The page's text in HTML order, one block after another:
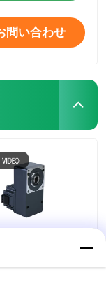
問い合わせ
12v 24v